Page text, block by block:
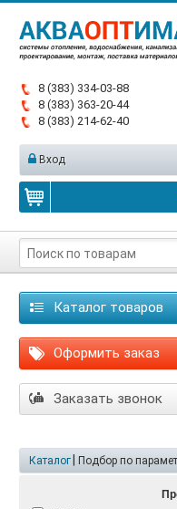
8 (383) 334-03-88
8 (383) 363-20-44
8 (383) 214-62-40
Вход
Каталог товаров
Оформить заказ
Заказать звонок
Каталог Подбор по